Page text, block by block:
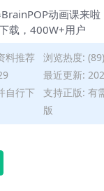
料推荐
浏览热度: (89)
最近更新:
自行下
支持正版: 有
版